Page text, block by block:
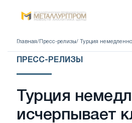
Главная/ Пресс-релизы/ Турция
ПРЕСС-РЕЛИЗЫ
Турция
исчерпывает